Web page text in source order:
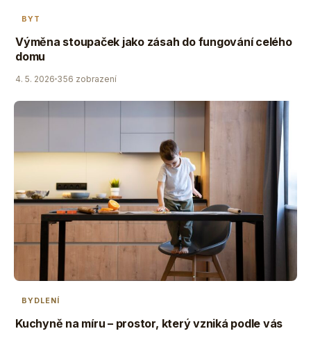
BYT
Výměna stoupaček jako zásah do fungování celého
domu
4. 5. 2026 356 zobrazení
BYDLENÍ
Kuchyně na míru – prostor, který vzniká podle vás